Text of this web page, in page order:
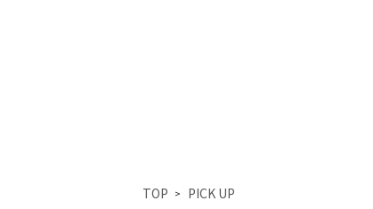
TOP PICK UP